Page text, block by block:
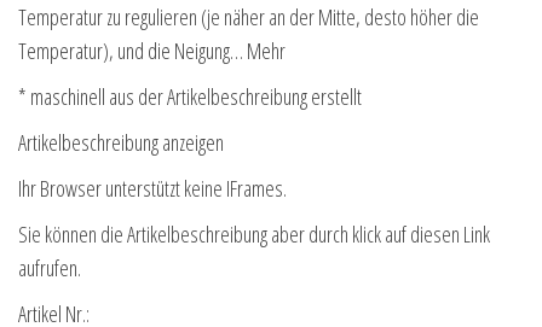
Temperatur zu regulieren (je näher an der Mitte, desto höher die
Temperatur), und die Neigung… Mehr
* maschinell aus der Artikelbeschreibung erstellt
Artikelbeschreibung anzeigen
Ihr Browser unterstützt keine IFrames.
Sie können die Artikelbeschreibung aber durch klick auf diesen Link
aufrufen.
Artikel Nr.: